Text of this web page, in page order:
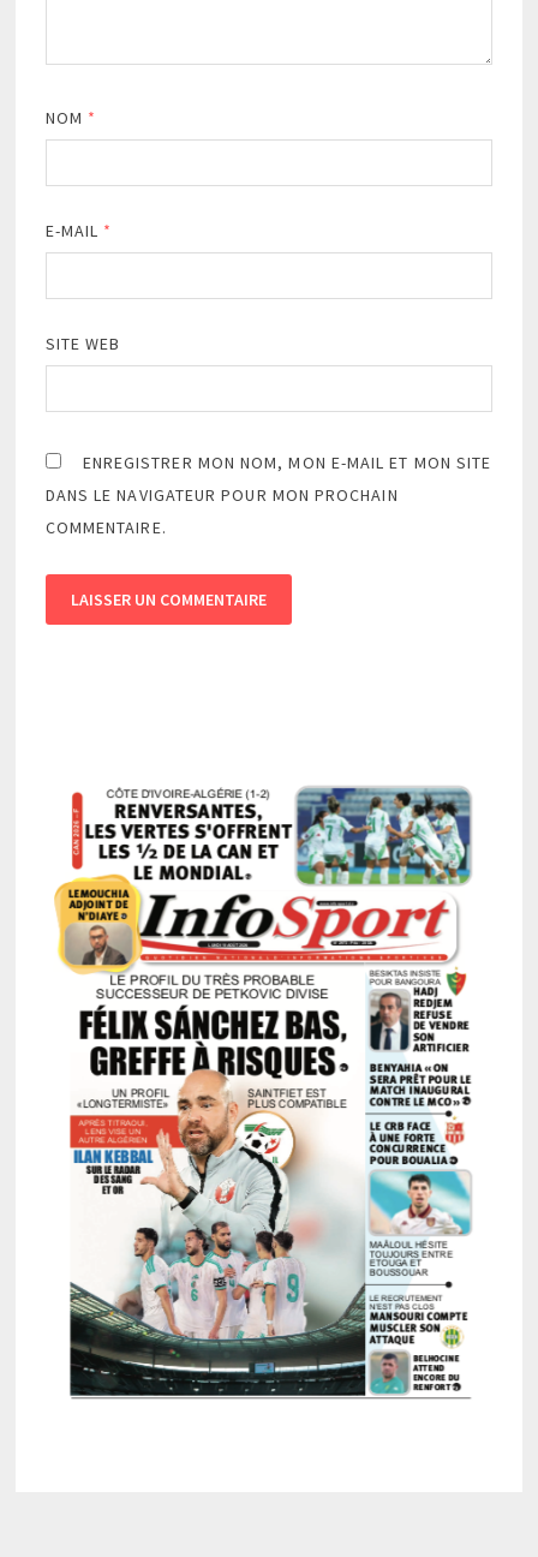
NOM *
E-MAIL *
SITE WEB
ENREGISTRER MON NOM, MON E-MAIL ET MON SITE
DANS LE NAVIGATEUR POUR MON PROCHAIN
COMMENTAIRE.